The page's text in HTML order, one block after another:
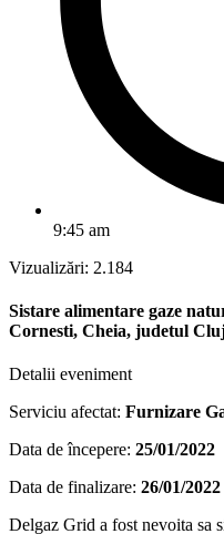
9:45 am
Vizualizări: 2.184
Sistare alimentare gaze
Cornesti, Cheia, judetul
Detalii eveniment
Serviciu afectat: Furnizare
Data de începere: 25/01/2022
Data de finalizare: 26/01/2022
Delgaz Grid a fost nevoita sa